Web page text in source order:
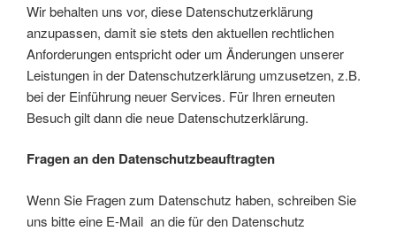
Wir behalten uns vor, diese Datenschutzerklärung
anzupassen, damit sie stets den aktuellen rechtlichen
Anforderungen entspricht oder um Änderungen unserer
Leistungen in der Datenschutzerklärung umzusetzen, z.B.
bei der Einführung neuer Services. Für Ihren erneuten
Besuch gilt dann die neue Datenschutzerklärung.
Fragen an den Datenschutzbeauftragten
Wenn Sie Fragen zum Datenschutz haben, schreiben Sie
uns bitte eine E-Mail an die für den Datenschutz